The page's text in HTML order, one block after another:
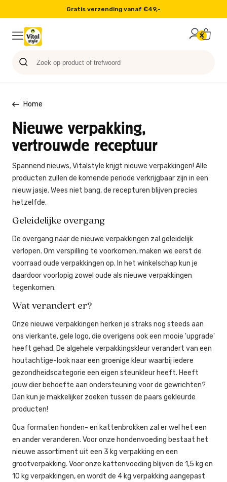
Gratis verzending vanaf €49,-
Probeer nu
Home
Nieuwe verpakking,
vertrouwde receptuur
Spannend nieuws, Vitalstyle krijgt nieuwe verpakkingen! Alle
producten zullen de komende periode verkrijgbaar zijn in een
nieuw jasje. Wees niet bang, de recepturen blijven precies
hetzelfde.
Geleidelijke overgang
De overgang naar de nieuwe verpakkingen zal geleidelijk
verlopen. Om verspilling te voorkomen, maken we eerst de
voorraad oude verpakkingen op. In het winkelschap kun je
daardoor voorlopig zowel oude als nieuwe verpakkingen
tegenkomen.
Wat verandert er?
Onze nieuwe verpakkingen herken je straks nog steeds aan
ons vierkante, gele logo, die overigens ook een mooie 'upgrade'
heeft gehad. De algehele verpakkingskleur verandert van een
houtachtige-look naar een groenige kleur waarbij iedere
gezondheidscategorie een eigen steunkleur heeft. Heeft
jouw dier behoefte aan ondersteuning voor de gewrichten?
Dan kun je makkelijker zoeken tussen de paars gekleurde
producten!
Qua formaten honden- en kattenbrokken zal er wel het een
en ander veranderen. Voor onze hondenvoeding bestaat het
nieuwe assortiment uit een 3 kg verpakking en een
grootverpakking. Voor onze kattenvoeding blijven de 1,5 kg en
10 kg verpakkingen, en wordt de 4 kg verpakking aangepast